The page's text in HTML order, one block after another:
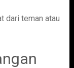
dari teman atau